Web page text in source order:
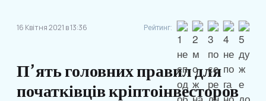
16 Квітня 2021 в 13:36 Рейтинг:
П’ять головних правил для
початківців кріптоінвесторов